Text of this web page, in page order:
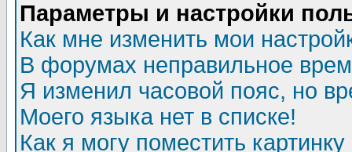
Параметры и настройки
Как мне изменить мои
В форумах неправильное
Я изменил часовой пояс, но
Моего языка нет в списке!
Как я могу поместить